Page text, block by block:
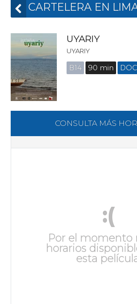
CARTELERA EN
UYARIY
UYARIY
B14 90 min
CONSULTA MÁS
:(
Por el momento
horarios
esta